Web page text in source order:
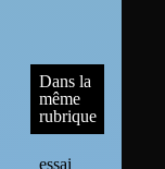
Dans la
même
rubrique
essai